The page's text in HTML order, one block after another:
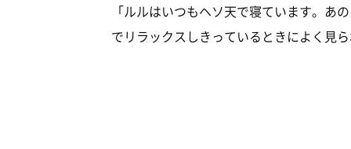
「ルルはいつもヘソ天で寝ています。あ
でリラックスしきっているときによく見